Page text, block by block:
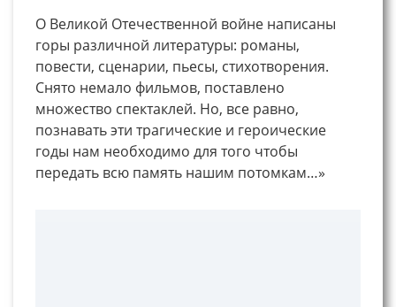
О Великой Отечественной войне написаны
горы различной литературы: романы,
повести, сценарии, пьесы, стихотворения.
Снято немало фильмов, поставлено
множество спектаклей. Но, все равно,
познавать эти трагические и героические
годы нам необходимо для того чтобы
передать всю память нашим потомкам…»